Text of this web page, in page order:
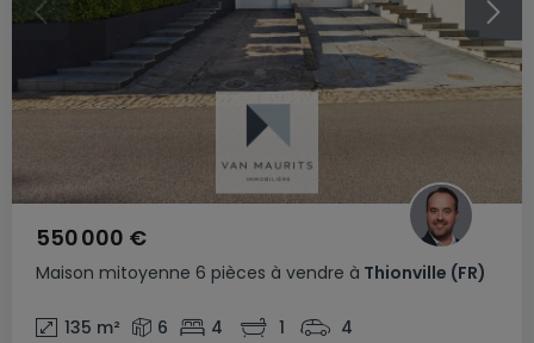
Maison mitoyenne 6 pièces à vendre à Thionville (FR)
550 000 €
135 m² 6 4 1 4